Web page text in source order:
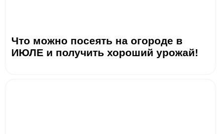
Что можно посеять на огороде в
ИЮЛЕ и получить хороший урожай!